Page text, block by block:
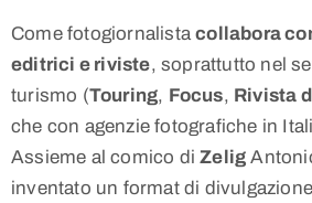
Come fotogiornalistacollabora
editrici e riviste, soprattutto nel
turismo (Touring, Focus, Rivista
che con agenzie fotografiche in
Assieme al comico diZelig
inventato un format di